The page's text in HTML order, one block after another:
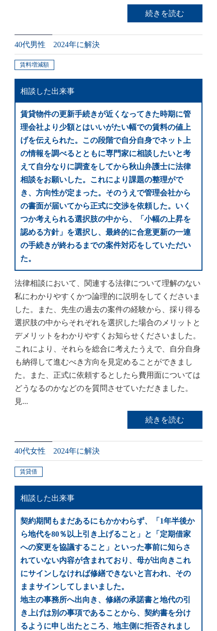
続きを読む
40代男性 2024年に解決
賃料増減額
相談した出来事
賃貸物件の更新手続きが近くなってきた時期に管
理会社より少額とはいいがたい幅での賃料の値上
げを伝えられた。この段階で自分自身でネット上
の情報を調べるとともに専門家に相談したいと考
えて自分なりに調査をしてから秋山弁護士に法律
相談をお願いした。これにより課題の整理がで
き、方向性が定まった。そのうえで管理会社から
の書面が届いてから正式に交渉を依頼した。いく
つか考えられる選択肢の中から、「小幅の上昇を
認める方針」を選択し、最終的に合意更新の一連
の手続きが終わるまでの案件対応をしていただい
た。
法律相談において、関連する法律について理解のない
私にわかりやすくかつ論理的に説明をしてくださいま
した。また、先生の過去の案件の経験から、採り得る
選択肢の中からそれぞれを選択した場合のメリットと
デメリットをわかりやすくお知らせくださいました。
これにより、それらを総合に考えたうえで、自分自身
も納得して進むべき方向を見定めることができまし
た。また、正式に依頼するとしたら費用面については
どうなるのかなどのを質問させていただきました。
見...
続きを読む
40代女性 2024年に解決
賃貸借
相談した出来事
契約期間もまだあるにもかかわらず、「1年半後か
ら地代を80％以上引き上げること」と「定期借家
への変更を協議すること」といった事前に知らさ
れていない内容が含まれており、母が出向きこれ
にサインしなければ修繕できないと言われ、その
ままサインしてしまいました。
地主の事務所へ出向き、修繕の承諾書と地代の引
き上げは別の事項であることから、契約書を分け
るように申し出たところ、地主側に拒否されまし